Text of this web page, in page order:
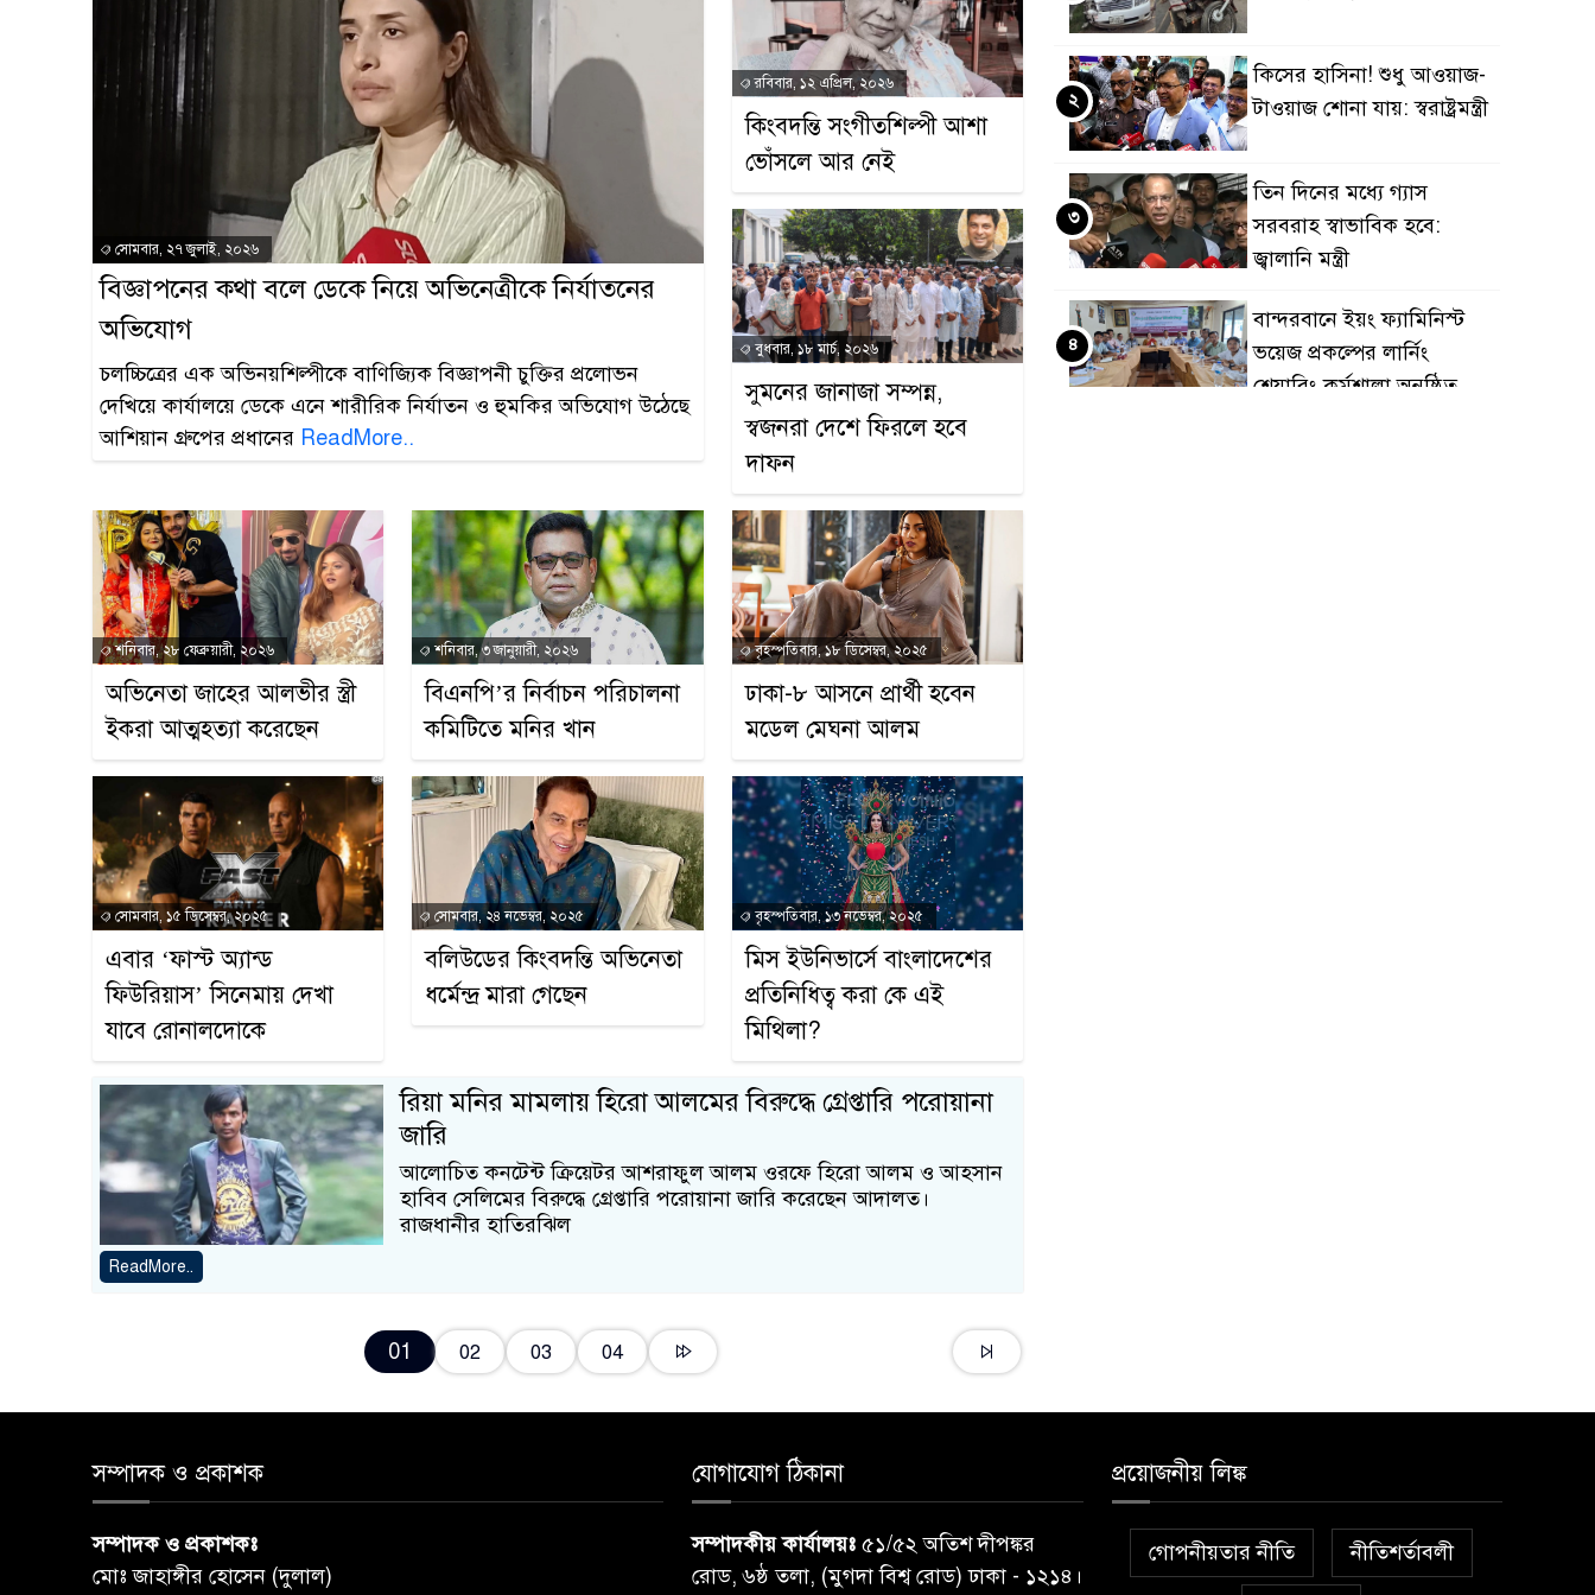
সোমবার, ২৭ জুলাই, ২০২৬
বিজ্ঞাপনের কথা বলে ডেকে নিয়ে অভিনেত্রীকে নির্যাতনের
অভিযোগ
চলচ্চিত্রের এক অভিনয়শিল্পীকে বাণিজ্যিক বিজ্ঞাপনী চুক্তির প্রলোভন
দেখিয়ে কার্যালয়ে ডেকে এনে শারীরিক নির্যাতন ও হুমকির অভিযোগ উঠেছে
আশিয়ান গ্রুপের প্রধানের ReadMore..
রবিবার, ১২ এপ্রিল, ২০২৬
কিংবদন্তি সংগীতশিল্পী আশা
ভোঁসলে আর নেই
বুধবার, ১৮ মার্চ, ২০২৬
সুমনের জানাজা সম্পন্ন,
স্বজনরা দেশে ফিরলে হবে
দাফন
শনিবার, ২৮ ফেব্রুয়ারী, ২০২৬
অভিনেতা জাহের আলভীর স্ত্রী
ইকরা আত্মহত্যা করেছেন
শনিবার, ৩ জানুয়ারী, ২০২৬
বিএনপি’র নির্বাচন পরিচালনা
কমিটিতে মনির খান
বৃহস্পতিবার, ১৮ ডিসেম্বর, ২০২৫
ঢাকা-৮ আসনে প্রার্থী হবেন
মডেল মেঘনা আলম
সোমবার, ১৫ ডিসেম্বর, ২০২৫
এবার ‘ফাস্ট অ্যান্ড
ফিউরিয়াস’ সিনেমায় দেখা
যাবে রোনালদোকে
সোমবার, ২৪ নভেম্বর, ২০২৫
বলিউডের কিংবদন্তি অভিনেতা
ধর্মেন্দ্র মারা গেছেন
বৃহস্পতিবার, ১৩ নভেম্বর, ২০২৫
মিস ইউনিভার্সে বাংলাদেশের
প্রতিনিধিত্ব করা কে এই
মিথিলা?
রিয়া মনির মামলায় হিরো আলমের বিরুদ্ধে গ্রেপ্তারি পরোয়ানা
জারি
আলোচিত কনটেন্ট ক্রিয়েটর আশরাফুল আলম ওরফে হিরো আলম ও আহসান
হাবিব সেলিমের বিরুদ্ধে গ্রেপ্তারি পরোয়ানা জারি করেছেন আদালত।
রাজধানীর হাতিরঝিল
ReadMore..
01 02 03 04
কিসের হাসিনা! শুধু আওয়াজ-
টাওয়াজ শোনা যায়: স্বরাষ্ট্রমন্ত্রী
২
তিন দিনের মধ্যে গ্যাস
সরবরাহ স্বাভাবিক হবে:
জ্বালানি মন্ত্রী
৩
বান্দরবানে ইয়ং ফ্যামিনিস্ট
ভয়েজ প্রকল্পের লার্নিং
শেয়ারিং কর্মশালা অনুষ্ঠিত
৪
সম্পাদক ও প্রকাশক
সম্পাদক ও প্রকাশকঃ
মোঃ জাহাঙ্গীর হোসেন (দুলাল)
যোগাযোগ ঠিকানা
সম্পাদকীয় কার্যালয়ঃ ৫১/৫২ অতিশ দীপঙ্কর
রোড, ৬ষ্ঠ তলা, (মুগদা বিশ্ব রোড) ঢাকা - ১২১৪।
প্রয়োজনীয় লিঙ্ক
গোপনীয়তার নীতি নীতিশর্তাবলী